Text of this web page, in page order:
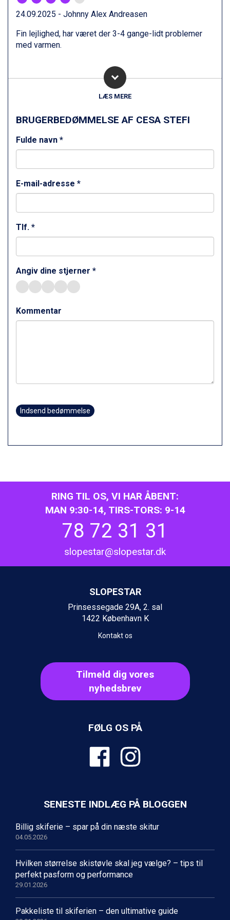
Fieberbrunn fra DKK 6.145
St. Anton fra DKK 7.245
Zell am See fra DKK 4.095
Canazei fra DKK 4.745
Ponte di Legno fra DKK 4.745
Bad Gastein fra DKK 4.195
Alleghe fra DKK 5.595
Arabba fra DKK 7.045
La Thuile fra DKK 4.595
Cervinia fra DKK 5.295
Bad Hofgastein fra DKK 5.495
Passo Tonale fra DKK 3.795
Saalbach fra DKK 5.945
Sestriere fra DKK 4.395
Wagrain fra DKK 4.645
Ischgl fra DKK 7.095
St. Anton fra DKK 7.245
Zell am See fra DKK 4.095
Canazei fra DKK 4.745
Livigno fra DKK 4.145
Bad Gastein fra DKK 4.195
Cervinia fra DKK 5.295
Bad Hofgastein fra DKK 5.495
Passo Tonale fra DKK 3.795
Fieberbrunn fra DKK 6.145
St. Anton fra DKK 7.245
Zell am See fra DKK 4.095
Canazei fra DKK 4.745
Livigno fra DKK 4.145
Ponte di Legno fra DKK 4.745
Bad Gastein fra DKK 4.195
La Thuile fra DKK 4.595
Val Thorens fra DKK 5.395
Cervinia fra DKK 5.295
Sölden fra DKK 8.445
Bad Hofgastein fra DKK 5.495
Saalbach fra DKK 5.945
Champoluc fra DKK 3.795
Sestriere fra DKK 4.395
Wagrain fra DKK 4.645
St. Anton fra DKK 7.245
Canazei fra DKK 4.745
Livigno fra DKK 4.145
Alleghe fra DKK 5.595
Arabba fra DKK 7.045
Sauze dOulx fra DKK 4.045
La Thuile fra DKK 4.595
Sölden fra DKK 8.445
Bad Hofgastein fra DKK 5.495
Passo Tonale fra DKK 3.795
Saalbach fra DKK 5.945
Champoluc fra DKK 3.795
24.09.2025 - Johnny Alex Andreasen
Fin lejlighed, har været der 3-4 gange-lidt problemer
med varmen.
LÆS MERE
BRUGERBEDØMMELSE AF CESA STEFI
Fulde navn *
E-mail-adresse *
Tlf. *
Angiv dine stjerner *
Kommentar
Indsend bedømmelse
RING TIL OS, VI HAR ÅBENT:
MAN 9:30-14, TIRS-TORS: 9-14
78 72 31 31
slopestar@slopestar.dk
SLOPESTAR
Prinsessegade 29A, 2. sal
1422 København K
Kontakt os
Tilmeld dig vores
nyhedsbrev
FØLG OS PÅ
SENESTE INDLÆG PÅ BLOGGEN
Billig skiferie – spar på din næste skitur
04.05.2026
Hvilken størrelse skistøvle skal jeg vælge? – tips til
perfekt pasform og performance
29.01.2026
Pakkeliste til skiferien – den ultimative guide